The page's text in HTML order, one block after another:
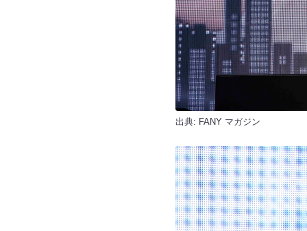
出典: FANY マガジン